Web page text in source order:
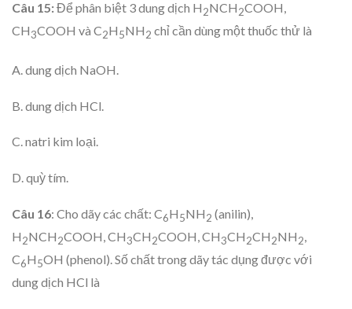
Câu 15:Để phân biệt 3 dung dịch H2NCH2COOH,
CH3COOH và C2H5NH2 chỉ cần dùng một thuốc thử là
A. dung dịch NaOH.
B. dung dịch HCl.
C. natri kim loại.
D. quỳ tím.
Câu 16: Cho dãy các chất: C6H5NH2 (anilin),
H2NCH2COOH, CH3CH2COOH, CH3CH2CH2NH2,
C6H5OH (phenol). Số chất trong dãy tác dụng được với
dung dịch HCl là